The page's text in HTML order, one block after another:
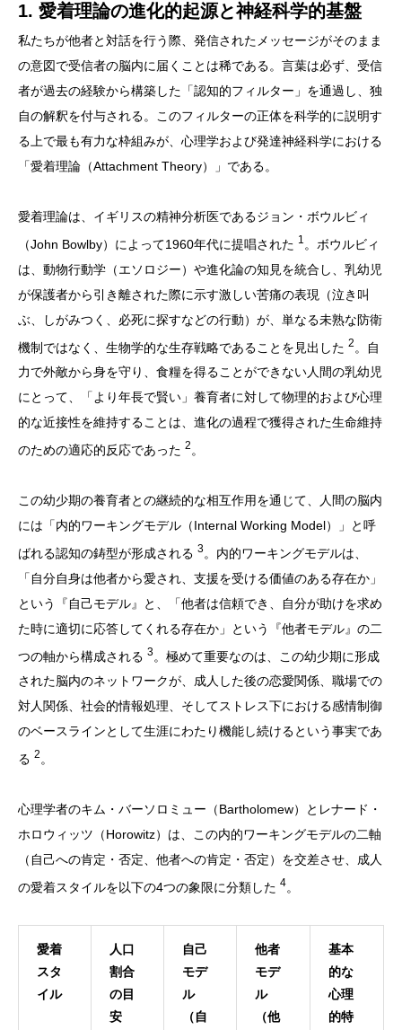
1. 愛着理論の進化的起源と神経科学的基盤
私たちが他者と対話を行う際、発信されたメッセージがそのまま
の意図で受信者の脳内に届くことは稀である。言葉は必ず、受信
者が過去の経験から構築した「認知的フィルター」を通過し、独
自の解釈を付与される。このフィルターの正体を科学的に説明す
る上で最も有力な枠組みが、心理学および発達神経科学における
「愛着理論（Attachment Theory）」である。
愛着理論は、イギリスの精神分析医であるジョン・ボウルビィ
（John Bowlby）によって1960年代に提唱された 1 。ボウルビィ
は、動物行動学（エソロジー）や進化論の知見を統合し、乳幼児
が保護者から引き離された際に示す激しい苦痛の表現（泣き叫
ぶ、しがみつく、必死に探すなどの行動）が、単なる未熟な防衛
機制ではなく、生物学的な生存戦略であることを見出した 2 。自
力で外敵から身を守り、食糧を得ることができない人間の乳幼児
にとって、「より年長で賢い」養育者に対して物理的および心理
的な近接性を維持することは、進化の過程で獲得された生命維持
のための適応的反応であった 2 。
この幼少期の養育者との継続的な相互作用を通じて、人間の脳内
には「内的ワーキングモデル（Internal Working Model）」と呼
ばれる認知の鋳型が形成される 3。内的ワーキングモデルは、
「自分自身は他者から愛され、支援を受ける価値のある存在か」
という『自己モデル』と、「他者は信頼でき、自分が助けを求め
た時に適切に応答してくれる存在か」という『他者モデル』の二
つの軸から構成される 3。極めて重要なのは、この幼少期に形成
された脳内のネットワークが、成人した後の恋愛関係、職場での
対人関係、社会的情報処理、そしてストレス下における感情制御
のベースラインとして生涯にわたり機能し続けるという事実であ
る 2 。
心理学者のキム・バーソロミュー（Bartholomew）とレナード・
ホロウィッツ（Horowitz）は、この内的ワーキングモデルの二軸
（自己への肯定・否定、他者への肯定・否定）を交差させ、成人
の愛着スタイルを以下の4つの象限に分類した 4。
愛着
スタ
イル
人口
割合
の目
安
自己
モデ
ル
（自
他者
モデ
ル
（他
基本
的な
心理
的特